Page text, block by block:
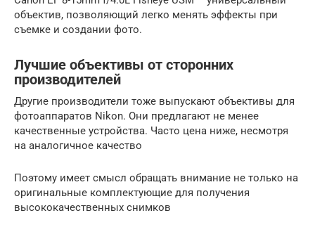
объектив, позволяющий легко менять эффекты при
съемке и создании фото.
Лучшие объективы от сторонних
производителей
Другие производители тоже выпускают объективы для
фотоаппаратов Nikon. Они предлагают не менее
качественные устройства. Часто цена ниже, несмотря
на аналогичное качество
Поэтому имеет смысл обращать внимание не только на
оригинальные комплектующие для получения
высококачественных снимков